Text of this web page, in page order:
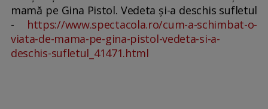
mamă pe Gina Pistol. Vedeta și-a deschis sufletul
- https://www.spectacola.ro/cum-a-schimbat-o-
viata-de-mama-pe-gina-pistol-vedeta-si-a-
deschis-sufletul_41471.html